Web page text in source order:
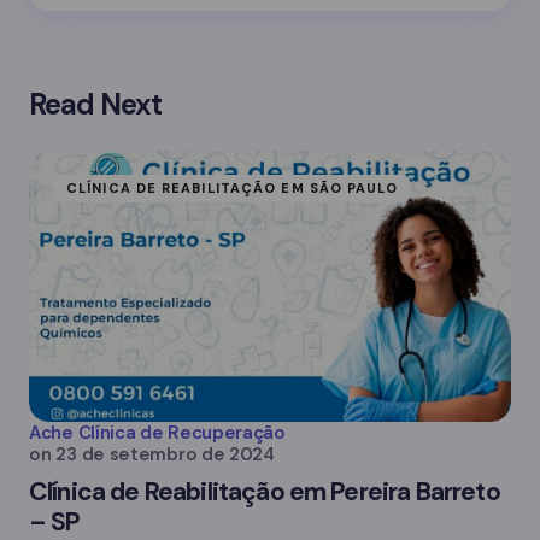
Read Next
CLÍNICA DE REABILITAÇÃO EM SÃO PAULO
Ache Clínica de Recuperação
on 23 de setembro de 2024
Clínica de Reabilitação em Pereira Barreto
– SP